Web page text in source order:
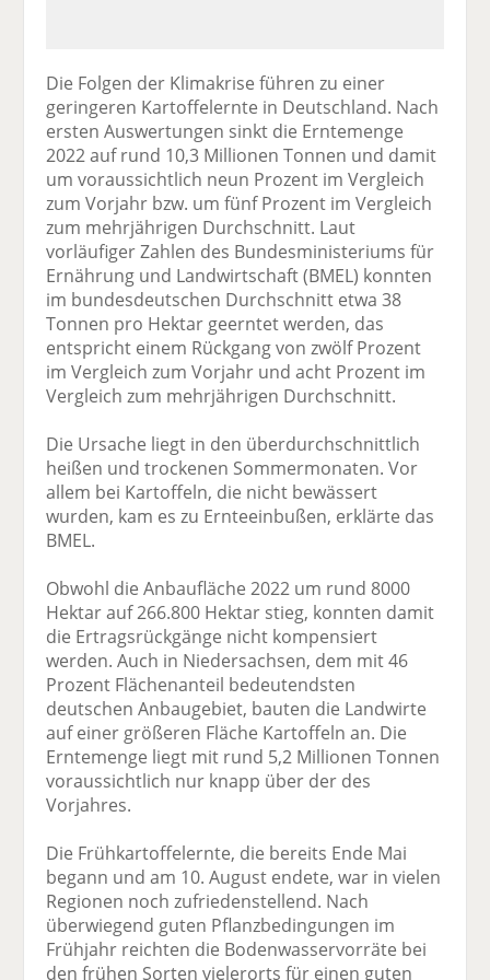
Die Folgen der Klimakrise führen zu einer
geringeren Kartoffelernte in Deutschland. Nach
ersten Auswertungen sinkt die Erntemenge
2022 auf rund 10,3 Millionen Tonnen und damit
um voraussichtlich neun Prozent im Vergleich
zum Vorjahr bzw. um fünf Prozent im Vergleich
zum mehrjährigen Durchschnitt. Laut
vorläufiger Zahlen des Bundesministeriums für
Ernährung und Landwirtschaft (BMEL) konnten
im bundesdeutschen Durchschnitt etwa 38
Tonnen pro Hektar geerntet werden, das
entspricht einem Rückgang von zwölf Prozent
im Vergleich zum Vorjahr und acht Prozent im
Vergleich zum mehrjährigen Durchschnitt.
Die Ursache liegt in den überdurchschnittlich
heißen und trockenen Sommermonaten. Vor
allem bei Kartoffeln, die nicht bewässert
wurden, kam es zu Ernteeinbußen, erklärte das
BMEL.
Obwohl die Anbaufläche 2022 um rund 8000
Hektar auf 266.800 Hektar stieg, konnten damit
die Ertragsrückgänge nicht kompensiert
werden. Auch in Niedersachsen, dem mit 46
Prozent Flächenanteil bedeutendsten
deutschen Anbaugebiet, bauten die Landwirte
auf einer größeren Fläche Kartoffeln an. Die
Erntemenge liegt mit rund 5,2 Millionen Tonnen
voraussichtlich nur knapp über der des
Vorjahres.
Die Frühkartoffelernte, die bereits Ende Mai
begann und am 10. August endete, war in vielen
Regionen noch zufriedenstellend. Nach
überwiegend guten Pflanzbedingungen im
Frühjahr reichten die Bodenwasservorräte bei
den frühen Sorten vielerorts für einen guten